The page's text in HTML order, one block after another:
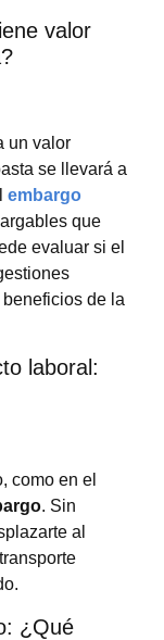
valor
un valor
se llevará a
embargo
que
evaluar si el
de la
laboral:
como en el
. Sin
al
¿Qué